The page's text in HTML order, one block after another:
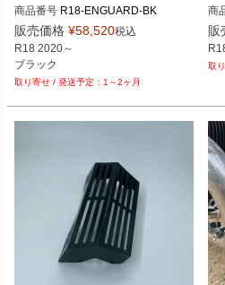
商品番号 R18-ENGUARD-BK
販売価格 ¥58,520税込
R18 2020～
ブラック
1～2ヶ月
商
販